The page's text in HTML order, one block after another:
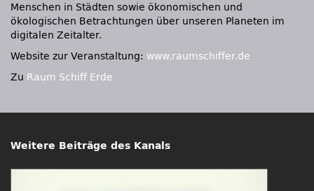
Menschen in Städten sowie ökonomischen und
ökologischen Betrachtungen über unseren Planeten im
digitalen Zeitalter.
Website zur Veranstaltung: www.raumschiffer.de
Zu Raum Schiff Erde
Weitere Beiträge des Kanals